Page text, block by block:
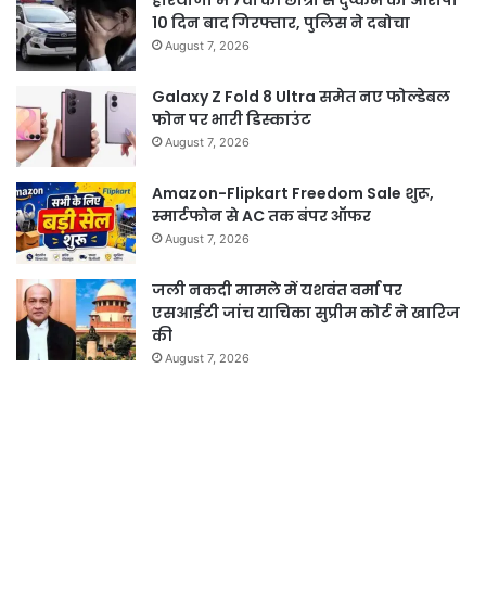
10 दिन बाद गिरफ्तार, पुलिस ने दबोचा
August 7, 2026
Galaxy Z Fold 8 Ultra समेत नए फोल्डेबल
फोन पर भारी डिस्काउंट
August 7, 2026
Amazon-Flipkart Freedom Sale शुरू,
स्मार्टफोन से AC तक बंपर ऑफर
August 7, 2026
जली नकदी मामले में यशवंत वर्मा पर
एसआईटी जांच याचिका सुप्रीम कोर्ट ने खारिज
की
August 7, 2026